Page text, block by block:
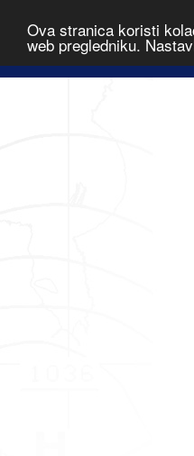
Ova stranica koristi
web pregledniku.